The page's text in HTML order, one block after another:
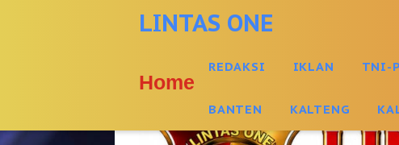
LINTAS ONE
Home
REDAKSI IKLAN TNI-
BANTEN KALTENG